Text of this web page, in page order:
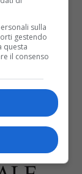
della Libertà
sulla
gestendo
questa
il consenso